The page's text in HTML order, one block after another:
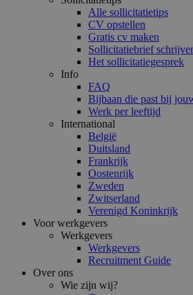
Alle sollicitatietips
CV opstellen
Gratis cv maken
Sollicitatiebrief
Het sollicitatiegesprek
Info
FAQ
Bijbaan die past bij
Werk per leeftijd
International
België
Duitsland
Frankrijk
Oostenrijk
Zweden
Zwitserland
Verenigd Koninkrijk
Voor werkgevers
Werkgevers
Werkgevers
Recruitment Guide
Over ons
Wie zijn wij?